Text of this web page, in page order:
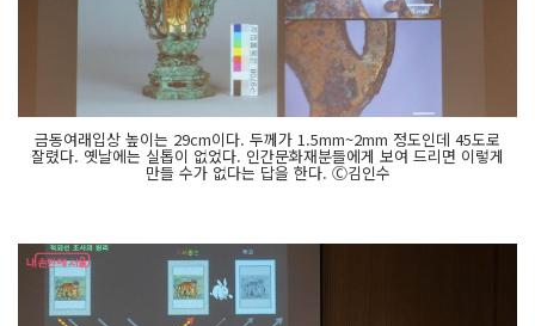
금동여래입상 높이는 29cm이다. 두께가 1.5mm~2mm 정도인데 45도로
잘렸다. 옛날에는 실톱이 없었다. 인간문화재분들에게 보여 드리면 이렇게
만들 수가 없다는 답을 한다. Ⓒ김인수